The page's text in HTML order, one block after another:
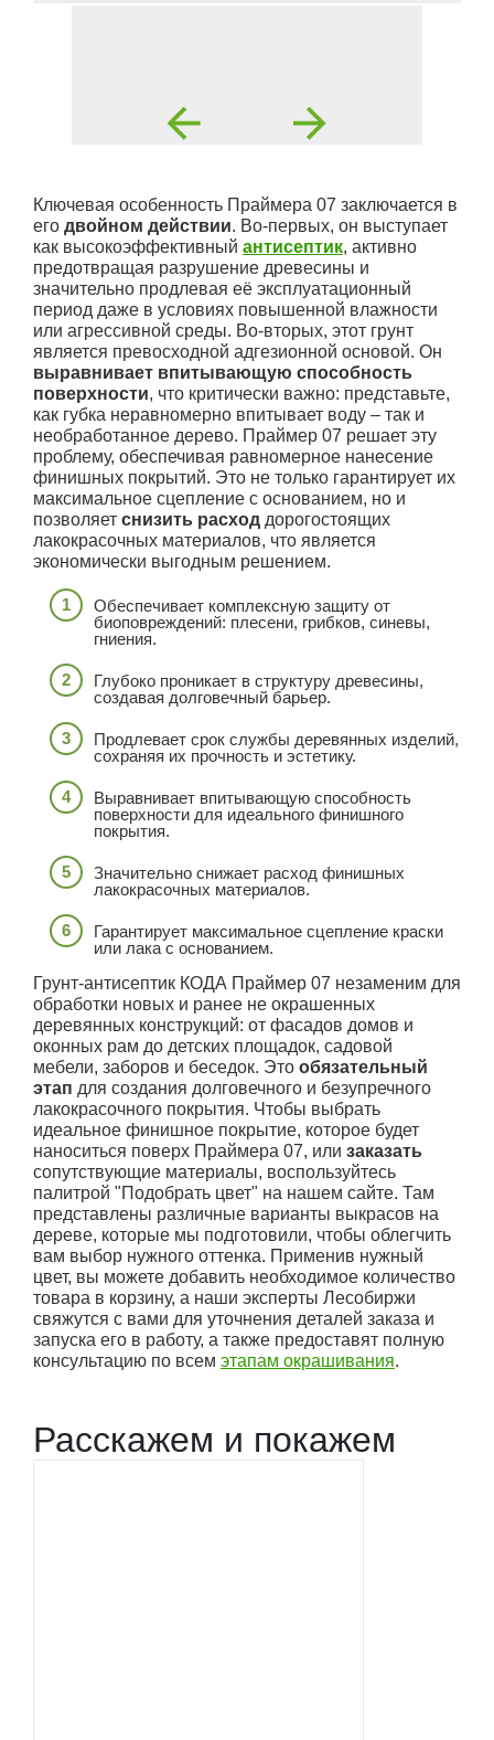
Ключевая особенность Праймера 07 заключается в
его двойном действии. Во-первых, он выступает
как высокоэффективный антисептик, активно
предотвращая разрушение древесины и
значительно продлевая её эксплуатационный
период даже в условиях повышенной влажности
или агрессивной среды. Во-вторых, этот грунт
является превосходной адгезионной основой. Он
выравнивает впитывающую способность
поверхности, что критически важно: представьте,
как губка неравномерно впитывает воду – так и
необработанное дерево. Праймер 07 решает эту
проблему, обеспечивая равномерное нанесение
финишных покрытий. Это не только гарантирует их
максимальное сцепление с основанием, но и
позволяет снизить расход дорогостоящих
лакокрасочных материалов, что является
экономически выгодным решением.
Обеспечивает комплексную защиту от
биоповреждений: плесени, грибков, синевы,
гниения.
Глубоко проникает в структуру древесины,
создавая долговечный барьер.
Продлевает срок службы деревянных изделий,
сохраняя их прочность и эстетику.
Выравнивает впитывающую способность
поверхности для идеального финишного
покрытия.
Значительно снижает расход финишных
лакокрасочных материалов.
Гарантирует максимальное сцепление краски
или лака с основанием.
Грунт-антисептик КОДА Праймер 07 незаменим для
обработки новых и ранее не окрашенных
деревянных конструкций: от фасадов домов и
оконных рам до детских площадок, садовой
мебели, заборов и беседок. Это обязательный
этап для создания долговечного и безупречного
лакокрасочного покрытия. Чтобы выбрать
идеальное финишное покрытие, которое будет
наноситься поверх Праймера 07, или заказать
сопутствующие материалы, воспользуйтесь
палитрой "Подобрать цвет" на нашем сайте. Там
представлены различные варианты выкрасов на
дереве, которые мы подготовили, чтобы облегчить
вам выбор нужного оттенка. Применив нужный
цвет, вы можете добавить необходимое количество
товара в корзину, а наши эксперты Лесобиржи
свяжутся с вами для уточнения деталей заказа и
запуска его в работу, а также предоставят полную
консультацию по всем этапам окрашивания.
Расскажем и покажем